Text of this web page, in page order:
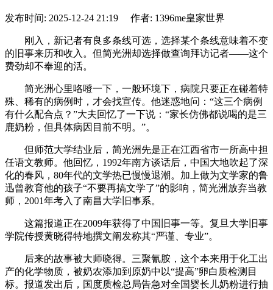
发布时间: 2025-12-24 21:19 作者: 1396me皇家世界
刚入，新记者有良多条线可选，选择某个条线意味着不变
的旧事来历和收入。但简光洲却选择做查询拜访记者——这个
费劲却不奉迎的活。
简光洲心里咯噔一下，一般环境下，病院只要正在碰着特
殊、稀有的病例时，才会找宣传。他迷惑地问：“这三个病例
有什么配合点？”大夫回忆了一下说：“家长仿佛都说喝的是三
鹿奶粉，但具体病因目前不明。”。
但师范大学结业后，简光洲先是正在江西省市一所高中担
任语文教师。他回忆，1992年南方谈话后，中国大地吹起了深
化的春风，80年代的文学热已慢慢退潮。加上做为文学家的鲁
迅曾教育他的孩子“不要再搞文学了”的影响，简光洲放弃当教
师，2001年考入了南昌大学旧事系。
这篇报道正在2009年获得了中国旧事一等。复旦大学旧事
学院传授黄晓得特地撰文阐发称其“严谨、专业”。
后来的故事被大师晓得。三聚氰胺，这个本来用于化工出
产的化学物质，被奶农添加到原奶中以“提高”卵白质检测目
标。报道发出后，国度质检总局告急对全国婴长儿奶粉进行抽